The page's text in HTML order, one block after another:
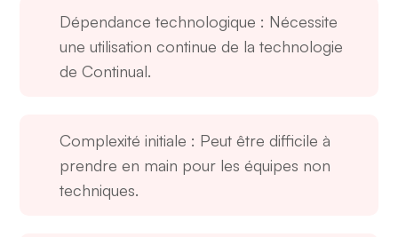
Dépendance technologique : Nécessite
une utilisation continue de la technologie
de Continual.
Complexité initiale : Peut être difficile à
prendre en main pour les équipes non
techniques.